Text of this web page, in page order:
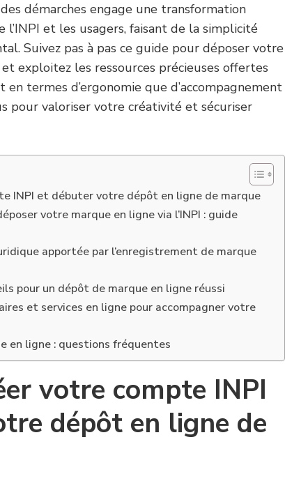
démarches engage une transformation
et les usagers, faisant de la simplicité
Suivez pas à pas ce guide pour déposer votre
exploitez les ressources précieuses offertes
termes d’ergonomie que d’accompagnement
pour valoriser votre créativité et sécuriser
INPI et débuter votre dépôt en ligne de marque
votre marque en ligne via l’INPI : guide
apportée par l’enregistrement de marque
pour un dépôt de marque en ligne réussi
et services en ligne pour accompagner votre
en ligne : questions fréquentes
votre compte INPI
dépôt en ligne de